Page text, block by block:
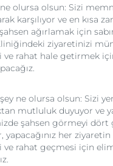
olursa olsun: Sizi
karşılıyor ve en kısa
ağırlamak için
ziyaretinizi
ve rahat hale getirmek
ne olursa olsun: Sizi
mutluluk duyuyor ve
şahsen görmeyi dört
yapacağınız her
ve rahat geçmesi için